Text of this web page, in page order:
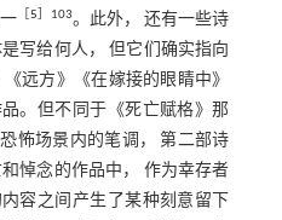
［5 ］103。此外， 还有一些诗
写给何人， 但它们确实指向
远方》《在嫁接的眼睛中》
。但不同于《死亡赋格》那
怖场景内的笔调， 第二部诗
悼念的作品中， 作为幸存者
容之间产生了某种刻意留下